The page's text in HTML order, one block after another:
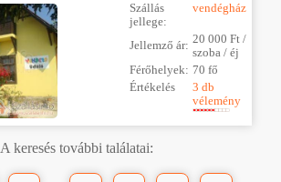
Szállás
jellege:
vendégház
Jellemző ár: 20 000 Ft /
szoba / éj
Férőhelyek: 70 fő
Értékelés
3 db
vélemény
A keresés további találatai: